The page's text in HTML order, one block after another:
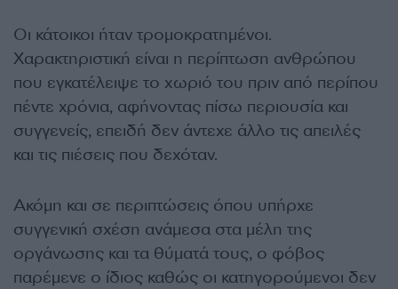
Οι κάτοικοι ήταν τρομοκρατημένοι.
Χαρακτηριστική είναι η περίπτωση ανθρώπου
που εγκατέλειψε το χωριό του πριν από περίπου
πέντε χρόνια, αφήνοντας πίσω περιουσία και
συγγενείς, επειδή δεν άντεχε άλλο τις απειλές
και τις πιέσεις που δεχόταν.
Ακόμη και σε περιπτώσεις όπου υπήρχε
συγγενική σχέση ανάμεσα στα μέλη της
οργάνωσης και τα θύματά τους, ο φόβος
παρέμενε ο ίδιος καθώς οι κατηγορούμενοι δεν